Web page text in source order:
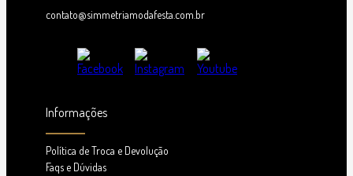
contato@simmetriamodafesta.com.br
Informações
Política de Troca e Devolução
Faqs e Dúvidas